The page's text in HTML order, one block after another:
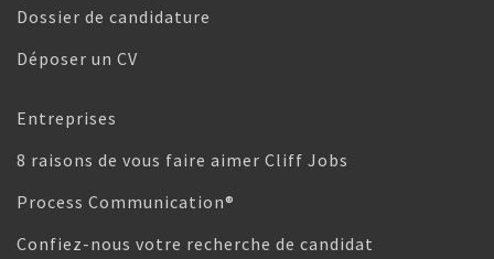
Dossier de candidature
Déposer un CV
Entreprises
8 raisons de vous faire aimer Cliff Jobs
Process Communication®
Confiez-nous votre recherche de candidat